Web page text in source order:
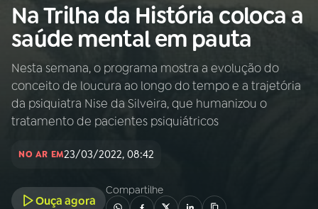
Buscar
na
Rádio
Nacional
Buscar
AO VIVO
Na Trilha da História coloca a
saúde mental em pauta
Nesta semana, o programa mostra a evolução do
conceito de loucura ao longo do tempo e a trajetória
da psiquiatra Nise da Silveira, que humanizou o
tratamento de pacientes psiquiátricos
NO AR EM23/03/2022, 08:42
Ouça agora
Compartilhe